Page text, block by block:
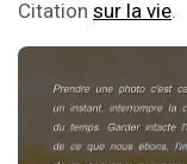
Citation sur la vie.